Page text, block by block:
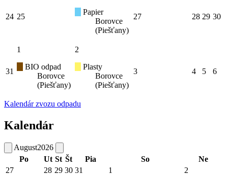
24 25
Papier
Borovce
(Piešťany)
27 28 29 30
31
1
BIO odpad
Borovce
(Piešťany)
2
Plasty
Borovce
(Piešťany)
3 4 5 6
Kalendár zvozu odpadu
Kalendár
August2026
Po
Ut St Št Pia So
Ne
27
28 29 30 31 1 2